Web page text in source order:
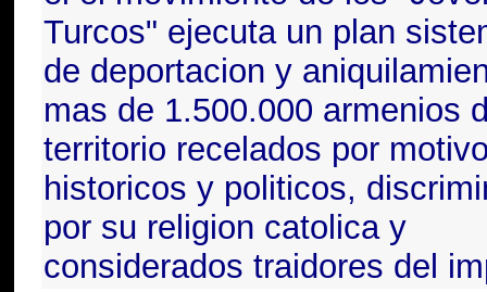
Turcos" ejecuta un plan
de deportacion y
mas de 1.500.000 armenios
territorio recelados por
historicos y politicos,
por su religion catolica y
considerados traidores del